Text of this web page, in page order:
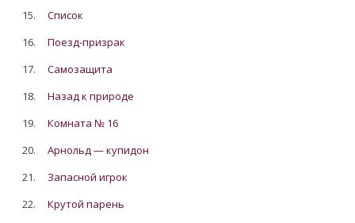
15.
Список
16.
Поезд-призрак
17.
Самозащита
18.
Назад к природе
19.
Комната № 16
20.
Арнольд — купидон
21.
Запасной игрок
22.
Крутой парень